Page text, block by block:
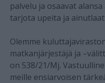
palvelu ja osaavat
tarjota upeita ja
Olemme
matkanjärjestäjä ja
on 538/21/Mj.
meille ensiarvoisen